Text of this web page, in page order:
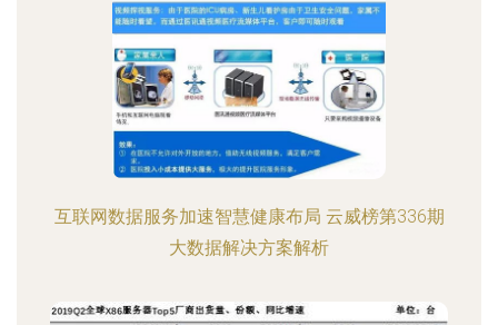
互联网数据服务加速智慧健康布局 云威榜第336期
大数据解决方案解析